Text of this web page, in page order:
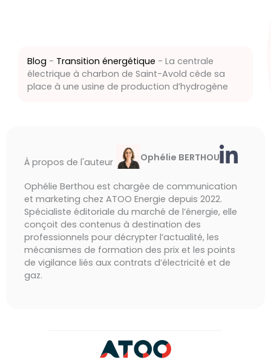
Blog - Transition énergétique - La centrale
électrique à charbon de Saint-Avold cède sa
place à une usine de production d’hydrogène
À propos de l'auteur Ophélie BERTHOU
Ophélie Berthou est chargée de communication
et marketing chez ATOO Energie depuis 2022.
Spécialiste éditoriale du marché de l’énergie, elle
conçoit des contenus à destination des
professionnels pour décrypter l’actualité, les
mécanismes de formation des prix et les points
de vigilance liés aux contrats d’électricité et de
gaz.